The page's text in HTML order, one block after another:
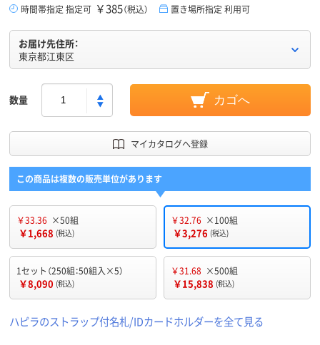
時間帯指定 指定可 ￥385（税込） 置き場所指定 利用可
お届け先住所：
東京都江東区
数量 カゴへ
マイカタログへ登録
この商品は複数の販売単位があります
￥33.36 ×50組
￥1,668 (税込)
￥32.76 ×100組
￥3,276 (税込)
1セット（250組：50組入×5）
￥8,090 (税込)
￥31.68 ×500組
￥15,838 (税込)
ハピラのストラップ付名札/IDカードホルダーを全て見る